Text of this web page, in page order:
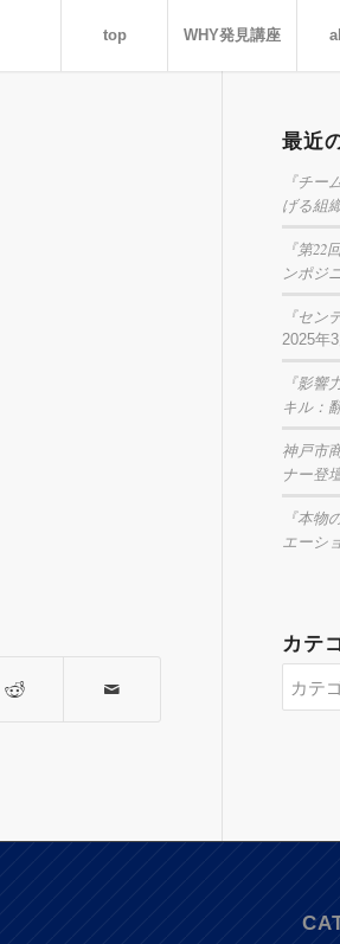
top WHY発見講座
最近
『チ
げる組
『第
ンポジ
『セ
2025年
『影
キル：
神戸市
ナー登
『本
エーシ
カテ